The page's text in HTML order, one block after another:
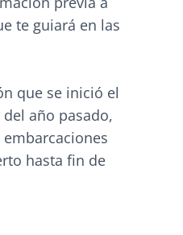
te guiará en las
que se inició el
año pasado,
hasta fin de